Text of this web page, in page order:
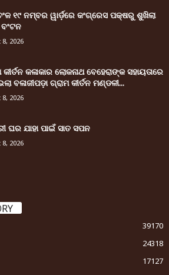
୧୯ ନମ୍ବର ୱାର୍ଡ଼ରେ କଂଗ୍ରେସ ପକ୍ଷରୁ ଶୁଖିଲା
2026
କଳାକାର ଲୋକନାଥ ବେହେରାଙ୍କ ସହାୟତାରେ
ବଳାଜୀପଡ଼ା ଗ୍ରାମ କୀର୍ତନ ମଣ୍ଡଳୀ...
2026
ଘର ଯାହା ପାଇଁ ସାତ ସପନ
2026
39170
24318
17127